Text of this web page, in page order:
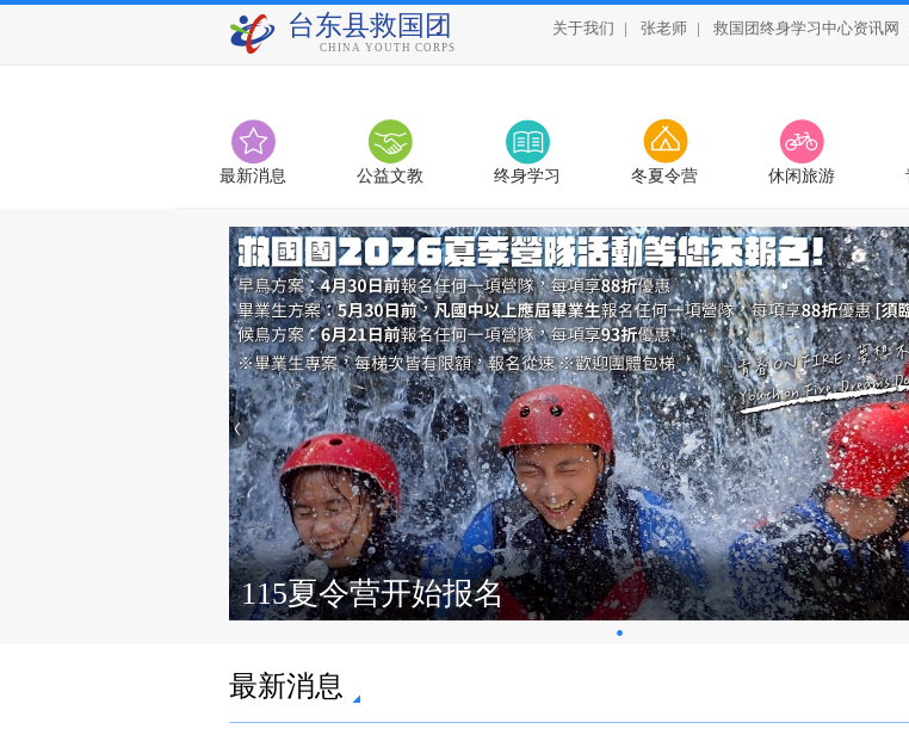
台东县救国团
CHINA YOUTH CORPS
关于我们 | 张老师 | 救国团终身学习中心资讯网
最新消息 公益文教 终身学习 冬夏令营 休闲旅游
•
115夏令营开始报名
最新消息